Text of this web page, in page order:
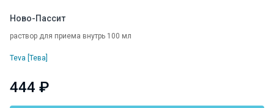
Ново-Пассит
раствор для приема внутрь 100 мл
Teva [Тева]
444 ₽